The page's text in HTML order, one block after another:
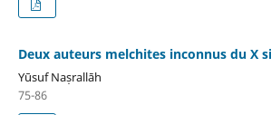
Deux auteurs melchites inconnus du X
Yūsuf Naṣrallāh
75-86